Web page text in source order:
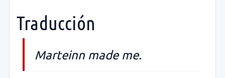
Traducción
Marteinn made me.